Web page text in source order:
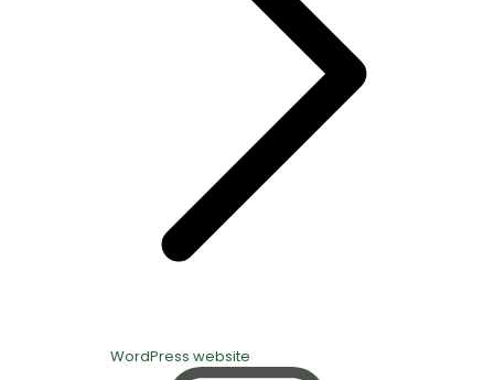
WordPress website